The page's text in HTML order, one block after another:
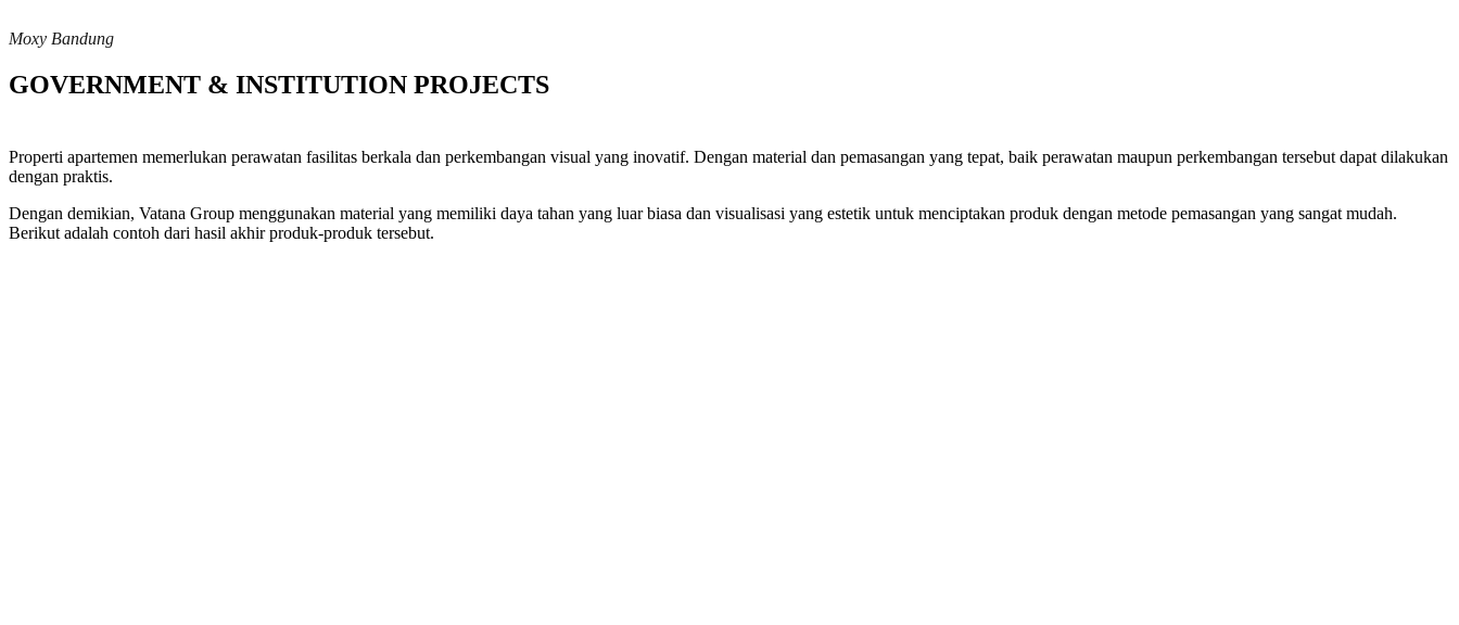
Moxy Bandung
GOVERNMENT & INSTITUTION PROJECTS
Properti apartemen memerlukan perawatan fasilitas berkala dan perkembangan visual yang inovatif. Dengan material dan pemasangan yang tepat, baik perawatan maupun perkembangan tersebut dapat dilakukan
dengan praktis.
Dengan demikian, Vatana Group menggunakan material yang memiliki daya tahan yang luar biasa dan visualisasi yang estetik untuk menciptakan produk dengan metode pemasangan yang sangat mudah.
Berikut adalah contoh dari hasil akhir produk-produk tersebut.